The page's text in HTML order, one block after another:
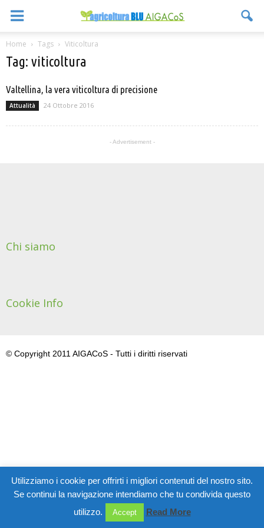
Home Tags Viticoltura
Tag: viticoltura
Valtellina, la vera viticoltura di precisione
Attualità 24 Ottobre 2016
- Advertisement -
Chi siamo
Cookie Info
Utilizziamo i cookie per offrirti i migliori contenuti del nostro sito.
Se continui la navigazione intendiamo che tu condivida questo
utilizzo.
Accept Read More
© Copyright 2011 AIGACoS - Tutti i diritti riservati